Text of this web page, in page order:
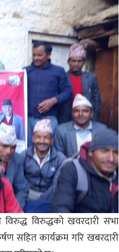
विरुद्धको खवरदारी सभा
सहित कार्यक्रम गरि खबरदारी